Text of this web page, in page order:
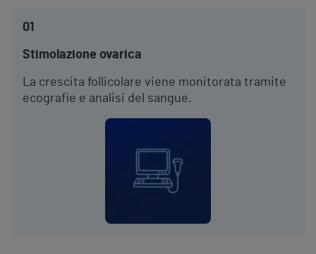
01
Stimolazione ovarica
La crescita follicolare viene monitorata tramite
ecografie e analisi del sangue.